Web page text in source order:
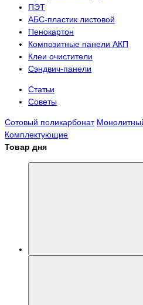
ПЭТ
АБС-пластик листовой
Пенокартон
Композитные панели АКП
Клеи очистители
Сэндвич-панели
Статьи
Советы
Сотовый поликарбонат
Комплектующие
Товар дня